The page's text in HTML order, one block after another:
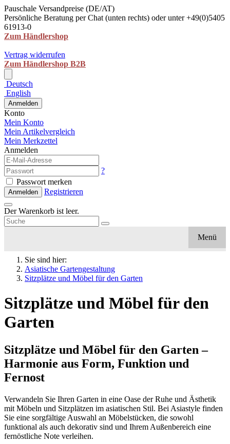
Pauschale Versandpreise (DE/AT)
Persönliche Beratung per Chat (unten rechts) oder unter +49(0)5405
61913-0
Zum Händlershop
Vertrag widerrufen
Zum Händlershop B2B
Deutsch
English
Anmelden
Konto
Mein Konto
Mein Artikelvergleich
Mein Merkzettel
Anmelden
?
Passwort merken
Anmelden Registrieren
Der Warenkorb ist leer.
Menü
Sie sind hier:
Asiatische Gartengestaltung
Sitzplätze und Möbel für den Garten
Sitzplätze und Möbel für den
Garten
Sitzplätze und Möbel für den Garten –
Harmonie aus Form, Funktion und
Fernost
Verwandeln Sie Ihren Garten in eine Oase der Ruhe und Ästhetik
mit Möbeln und Sitzplätzen im asiatischen Stil. Bei Asiastyle finden
Sie eine sorgfältige Auswahl an Möbelstücken, die sowohl
funktional als auch dekorativ sind und Ihrem Außenbereich eine
fernöstliche Note verleihen.